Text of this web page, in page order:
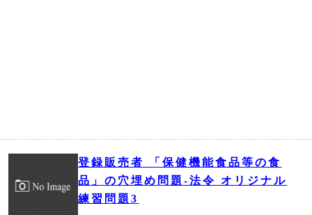
登録販売者 「保健機能食品等の食
品」の穴埋め問題‐法令 オリジナル
練習問題3